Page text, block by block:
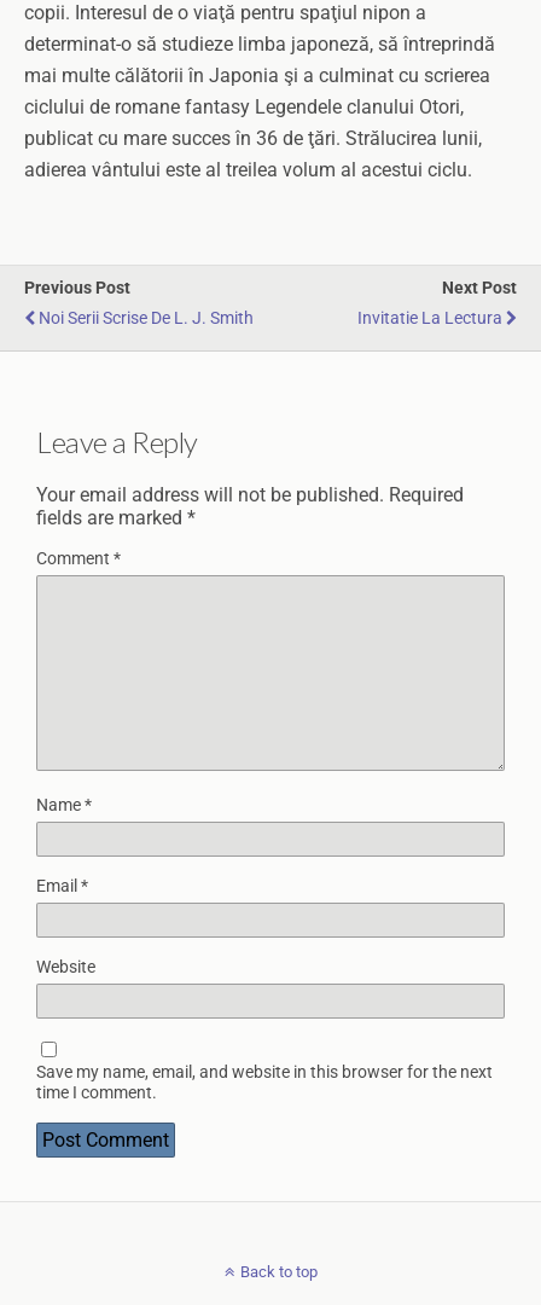
copii. Interesul de o viaţă pentru spaţiul nipon a
determinat-o să studieze limba japoneză, să întreprindă
mai multe călătorii în Japonia şi a culminat cu scrierea
ciclului de romane fantasy Legendele clanului Otori,
publicat cu mare succes în 36 de ţări. Strălucirea lunii,
adierea vântului este al treilea volum al acestui ciclu.
Previous Post
Noi Serii Scrise De L. J. Smith
Next Post
Invitatie La Lectura
Leave a Reply
Your email address will not be published. Required
fields are marked *
Comment *
Name*
Email *
Website
Save my name, email, and website in this browser for the next
time I comment.
Back to top